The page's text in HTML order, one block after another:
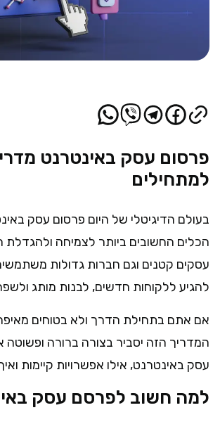
פרסום עסק באינטרנט
למתחילים
בעולם הדיגיטלי של היום פרסום עסק
הכלים החשובים ביותר לצמיחה ולהגדלת
עסקים קטנים וגם חברות גדולות
להגיע ללקוחות חדשים, לבנות מותג
אם אתם בתחילת הדרך ולא בטוחים
המדריך הזה יסביר בצורה ברורה ופשוטה
עסק באינטרנט, אילו אפשרויות קיימות
למה חשוב לפרסם עסק